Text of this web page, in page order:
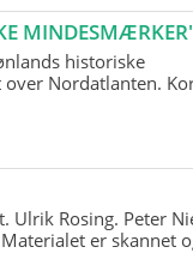
historiske
Nordatlanten.
Ulrik Rosing. Peter
er skannet